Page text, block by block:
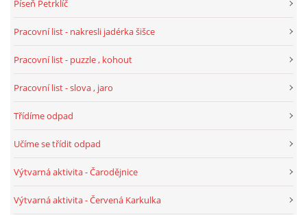
SVATÁ BARBORA 4.12.
MASOPUST
Píseň Petrklíč
Pracovní list - nakresli jadérka šišce
Pracovní list - puzzle , kohout
Pracovní list - slova , jaro
Třídíme odpad
Učíme se třídit odpad
Výtvarná aktivita - Čarodějnice
Výtvarná aktivita - Červená Karkulka